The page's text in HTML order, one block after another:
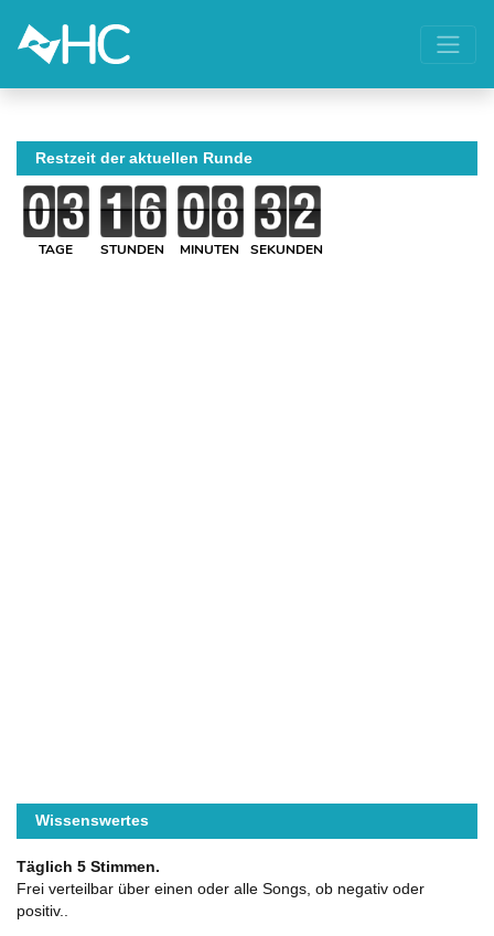
Restzeit der aktuellen Runde
TAGE STUNDEN MINUTEN SEKUNDEN
Wissenswertes
Täglich 5 Stimmen.
Frei verteilbar über einen oder alle Songs, ob negativ oder
positiv..